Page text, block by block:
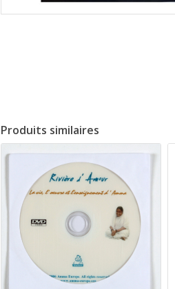
Produits similaires